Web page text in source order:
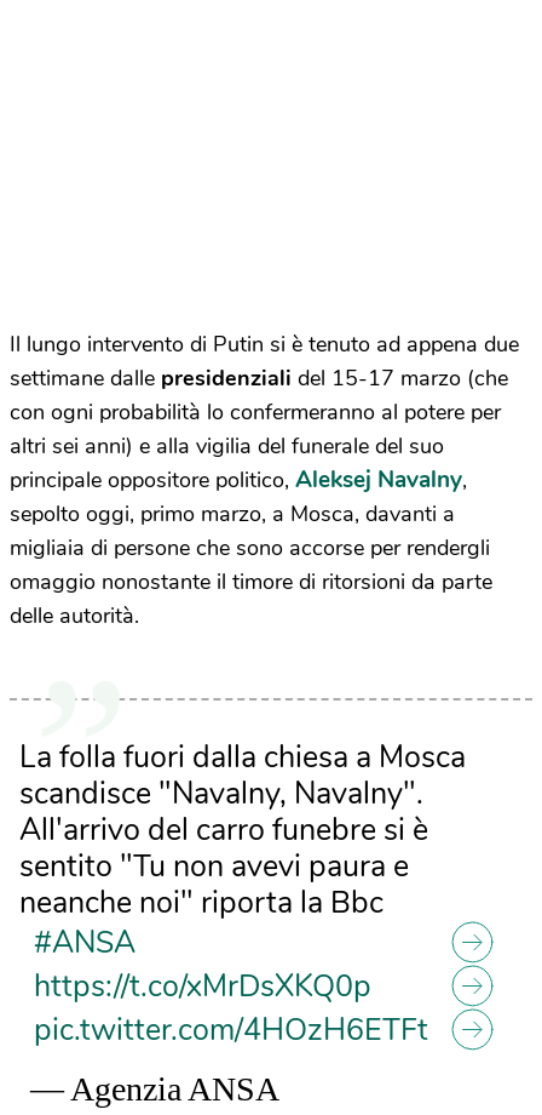
Il lungo intervento di Putin si è tenuto ad appena due
settimane dalle presidenziali del 15-17 marzo (che
con ogni probabilità lo confermeranno al potere per
altri sei anni) e alla vigilia del funerale del suo
principale oppositore politico, Aleksej Navalny,
sepolto oggi, primo marzo, a Mosca, davanti a
migliaia di persone che sono accorse per rendergli
omaggio nonostante il timore di ritorsioni da parte
delle autorità.
La folla fuori dalla chiesa a Mosca
scandisce "Navalny, Navalny".
All'arrivo del carro funebre si è
sentito "Tu non avevi paura e
neanche noi" riporta la Bbc
#ANSA
https://t.co/xMrDsXKQ0p
pic.twitter.com/4HOzH6ETFt
— Agenzia ANSA